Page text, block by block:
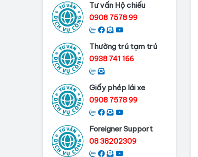
Dịch vụ Lý lịch tư
pháp tại Cần Thơ
Pháp tại Hải...
Tư vấn Hộ chiếu
0908 7578 99
Thường trú tạm trú
0938 741 166
Giấy phép lái xe
0908 7578 99
Foreigner Support
08 38202309